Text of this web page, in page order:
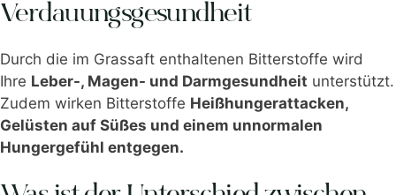
Verdauungsgesundheit
Durch die im Grassaft enthaltenen Bitterstoffe wird
Ihre Leber-, Magen- und Darmgesundheit unterstützt.
Zudem wirken Bitterstoffe Heißhungerattacken,
Gelüsten auf Süßes und einem unnormalen
Hungergefühl entgegen.